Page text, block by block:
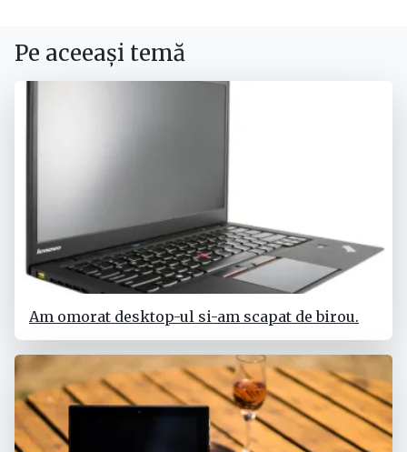
Pe aceeași temă
Am omorat desktop-ul si-am scapat de birou.